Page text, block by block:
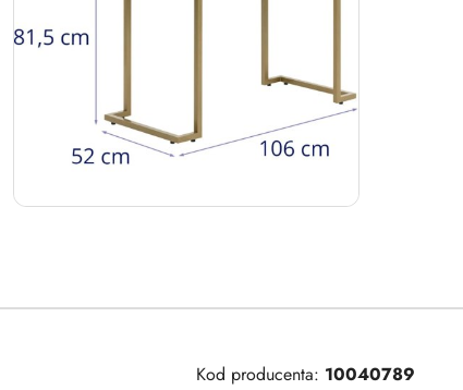
Kod producenta: 10040789